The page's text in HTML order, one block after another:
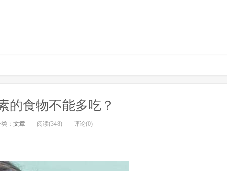
的食物不能多吃？
： 文章 阅读(348) 评论(0)